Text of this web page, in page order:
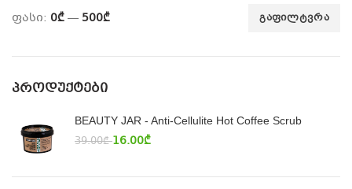
ᲒᲐᲤᲘᲚᲢᲕᲠᲐ
ფასი: 0₾— 500₾
ᲞᲠᲝᲓᲣᲥᲢᲔᲑᲘ
BEAUTY JAR - Anti-Cellulite Hot Coffee Scrub
39.00₾ 16.00₾